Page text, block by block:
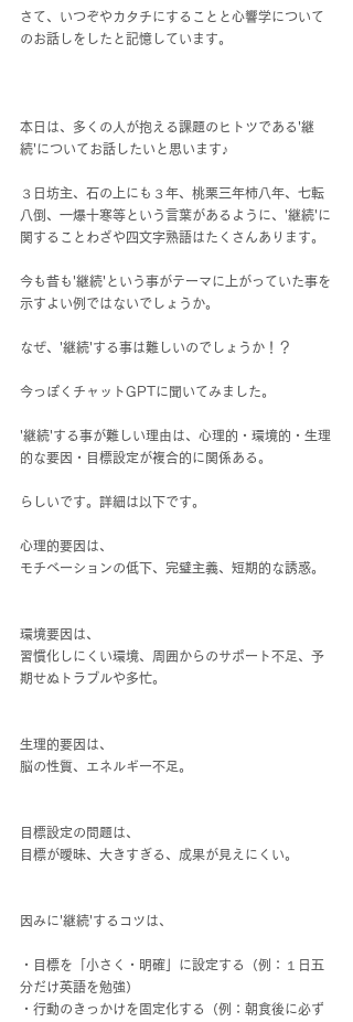
さて、いつぞやカタチにすることと心響学について
のお話しをしたと記憶しています。
本日は、多くの人が抱える課題のヒトツである'継
続'についてお話したいと思います♪
３日坊主、石の上にも３年、桃栗三年柿八年、七転
八倒、一爆十寒等という言葉があるように、'継続'に
関することわざや四文字熟語はたくさんあります。
今も昔も'継続'という事がテーマに上がっていた事を
示すよい例ではないでしょうか。
なぜ、'継続'する事は難しいのでしょうか！？
今っぽくチャットGPTに聞いてみました。
'継続'する事が難しい理由は、心理的・環境的・生理
的な要因・目標設定が複合的に関係ある。
らしいです。詳細は以下です。
心理的要因は、
モチベーションの低下、完璧主義、短期的な誘惑。
環境要因は、
習慣化しにくい環境、周囲からのサポート不足、予
期せぬトラブルや多忙。
生理的要因は、
脳の性質、エネルギー不足。
目標設定の問題は、
目標が曖昧、大きすぎる、成果が見えにくい。
因みに'継続'するコツは、
・目標を「小さく・明確」に設定する（例：１日五
分だけ英語を勉強）
・行動のきっかけを固定化する（例：朝食後に必ず